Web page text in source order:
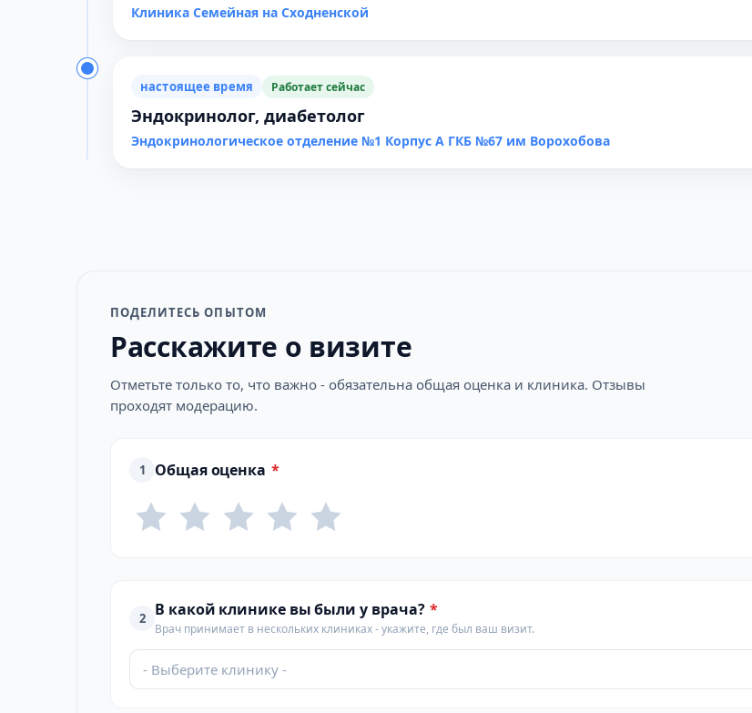
Клиника Семейная на Сходненской
настоящее время Работает сейчас
Эндокринолог, диабетолог
Эндокринологическое отделение №1 Корпус А ГКБ №67 им Ворохобова
ПОДЕЛИТЕСЬ ОПЫТОМ
Расскажите о визите
Отметьте только то, что важно - обязательна общая оценка и клиника. Отзывы
проходят модерацию.
1 Общая оценка *
2 В какой клинике вы были у врача? *
Врач принимает в нескольких клиниках - укажите, где был ваш визит.
- Выберите клинику -